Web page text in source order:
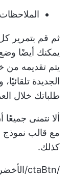
الملاحظات
ثم قم بتمرير
يمكنك أيضًا
يتم تقديمه من
الجديدة
طلباتك خلال
ألا نتمنى
مع قالب نموذج
كذلك.
/ctaBtn/الأخضر